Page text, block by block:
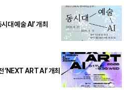
대 예술 AI’ 개최
‘NEXT ART AI’ 개최